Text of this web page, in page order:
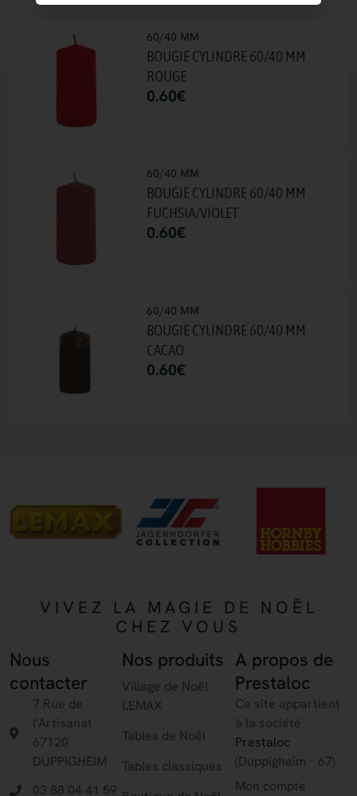
60/40 MM
BOUGIE CYLINDRE 60/40 MM
ROUGE
0.60€
60/40 MM
BOUGIE CYLINDRE 60/40 MM
FUCHSIA/VIOLET
0.60€
60/40 MM
BOUGIE CYLINDRE 60/40 MM
CACAO
0.60€
VIVEZ LA MAGIE DE NOËL
CHEZ VOUS
Nous
contacter
7 Rue de
l'Artisanat
67120
DUPPIGHEIM
03 88 04 41 59
Nos produits
Village de Noël
LEMAX
Tables de Noël
Tables classiques
A propos de
Prestaloc
Ce site appartient
à la société
Prestaloc
(Duppigheim – 67)
Mon compte